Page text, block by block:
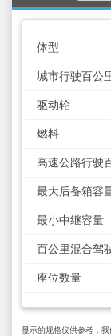
体型
城市行驶百公
驱动轮
燃料
高速公路行驶
最大后备箱容
最小中继容量
百公里混合驾
座位数量
显示的规格仅供参考，